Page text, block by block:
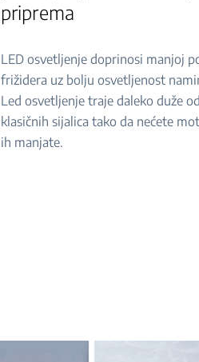
priprema
LED osvetljenje doprinosi manjoj
frižidera uz bolju osvetljenost
Led osvetljenje traje daleko duže od
klasičnih sijalica tako da nećete
ih manjate.